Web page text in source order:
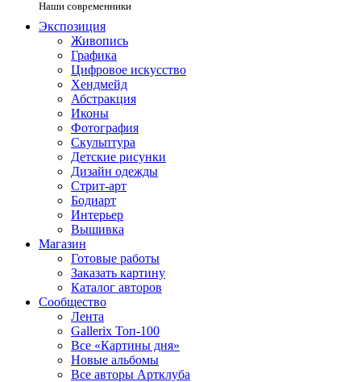
Наши современники
Экспозиция
Живопись
Графика
Цифровое искусство
Хендмейд
Абстракция
Иконы
Фотография
Скульптура
Детские рисунки
Дизайн одежды
Стрит-арт
Бодиарт
Интерьер
Вышивка
Магазин
Готовые работы
Заказать картину
Каталог авторов
Сообщество
Лента
Gallerix Топ-100
Все «Картины дня»
Новые альбомы
Все авторы Артклуба